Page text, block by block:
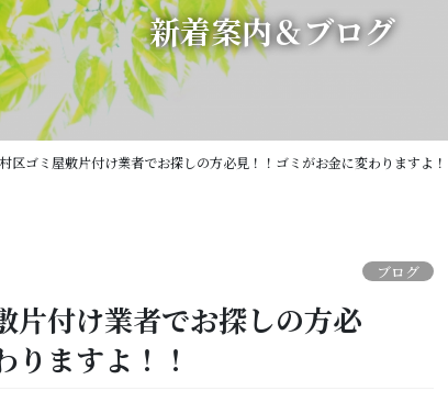
新着案内＆ブログ
区ゴミ屋敷片付け業者でお探しの方必見！！ゴミがお金に変わりますよ！
ブログ
片付け業者でお探しの方必
りますよ！！